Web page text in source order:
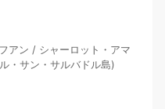
アン / シャーロット・アマ
・サン・サルバドル島)